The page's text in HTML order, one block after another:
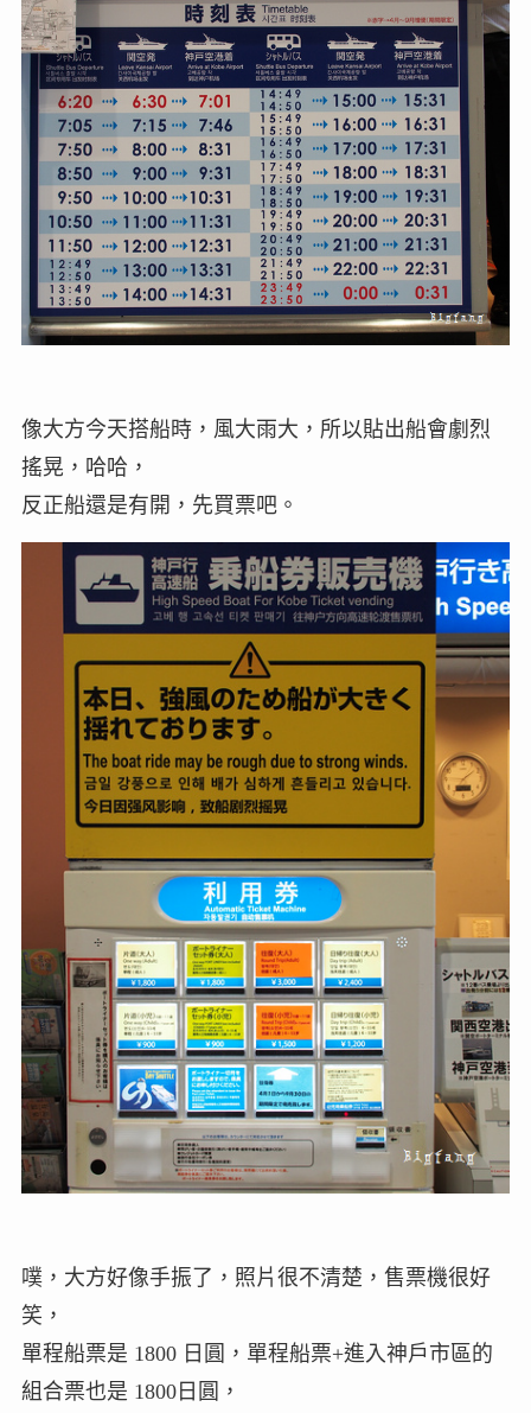
像大方今天搭船時，風大雨大，所以貼出船會劇烈
搖晃，哈哈，
反正船還是有開，先買票吧。
噗，大方好像手振了，照片很不清楚，售票機很好
笑，
單程船票是 1800 日圓，單程船票+進入神戶市區的
組合票也是 1800日圓，